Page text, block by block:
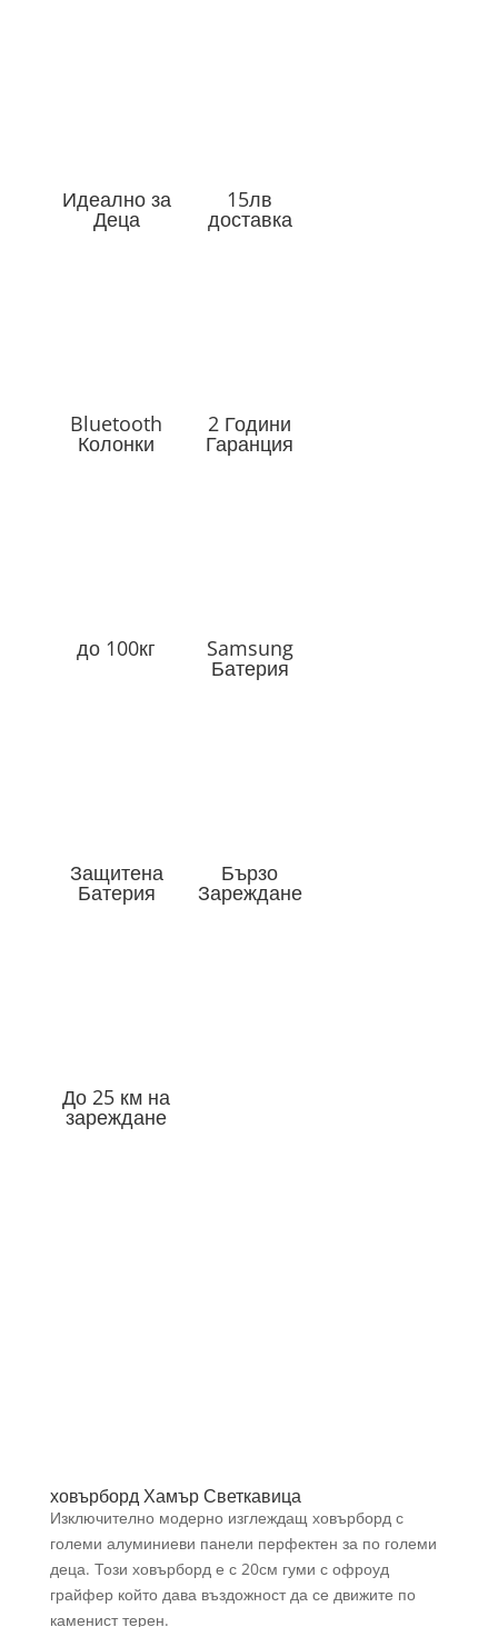
Идеално за
Деца
15лв
доставка
Bluetooth
Колонки
2 Години
Гаранция
до 100кг Samsung
Батерия
Защитена
Батерия
Бързо
Зареждане
До 25 км на
зареждане
ховърборд Хамър Светкавица
Изключително модерно изглеждащ ховърборд с
големи алуминиеви панели перфектен за по големи
деца. Този ховърборд е с 20см гуми с офроуд
грайфер който дава въздожност да се движите по
каменист терен.